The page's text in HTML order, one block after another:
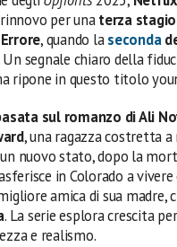
per unaterza
, quando laseconda
Un segnale chiaro della
ripone in questo titolo
sul romanzo di Ali
, una ragazza costretta
nuovo stato, dopo la
in Colorado a vivere
amica di sua madre,
. La serie esplora crescita
e realismo.